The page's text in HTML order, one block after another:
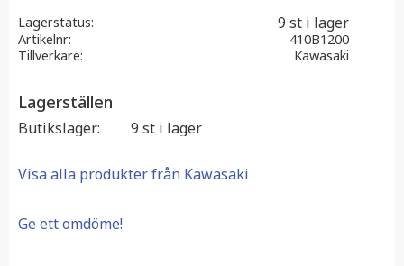
Lagerstatus 9 st i lager
Artikelnr
410B1200
Tillverkare
Kawasaki
Lagerställen
Butikslager 9 st i lager
Visa alla produkter från Kawasaki
Ge ett omdöme!